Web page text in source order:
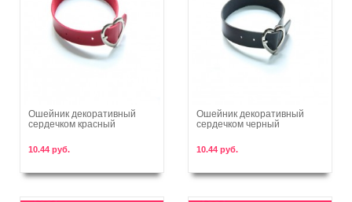
В корзину
Ошейник декоративный
сердечком красный
10.44 руб.
В корзину
Ошейник декоративный
сердечком черный
10.44 руб.